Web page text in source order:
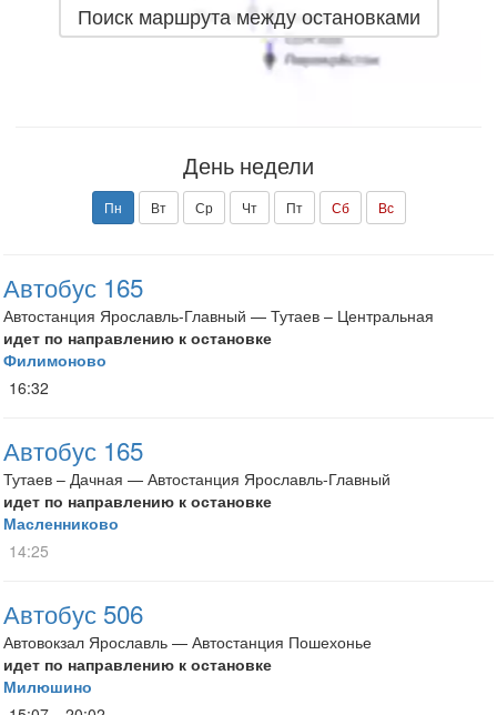
Поиск маршрута между остановками
День недели
Пн Вт Ср Чт Пт Сб Вс
Автобус 165
Автостанция Ярославль-Главный — Тутаев – Центральная
идет по направлению к остановке
Филимоново
16:32
Автобус 165
Тутаев – Дачная — Автостанция Ярославль-Главный
идет по направлению к остановке
Масленниково
14:25
Автобус 506
Автовокзал Ярославль — Автостанция Пошехонье
идет по направлению к остановке
Милюшино